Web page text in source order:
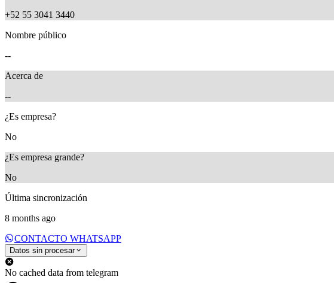
+52 55 3041 3440
Nombre público
--
Acerca de
--
¿Es empresa?
No
¿Es empresa grande?
No
Última sincronización
8 months ago
CONTACTO WHATSAPP
Datos sin procesar
No cached data from telegram